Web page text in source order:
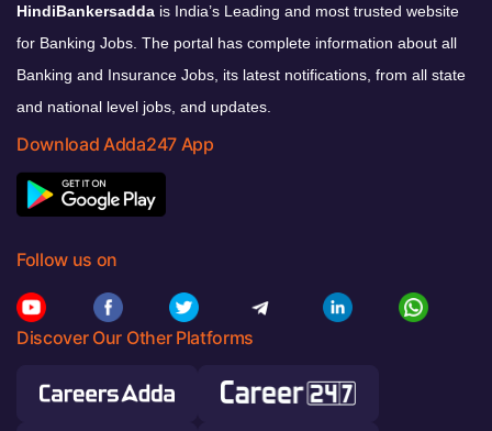
HindiBankersadda is India’s Leading and most trusted website
for Banking Jobs. The portal has complete information about all
Banking and Insurance Jobs, its latest notifications, from all state
and national level jobs, and updates.
Download Adda247 App
Follow us on
Discover Our Other Platforms